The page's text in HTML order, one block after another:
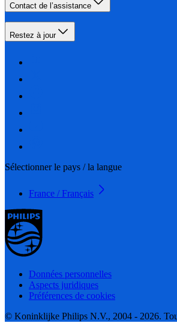
Contact de l’assistance
Restez à jour
Sélectionner le pays / la langue
France / Français
Données personnelles
Aspects juridiques
Préférences de cookies
© Koninklijke Philips N.V., 2004 - 2026.